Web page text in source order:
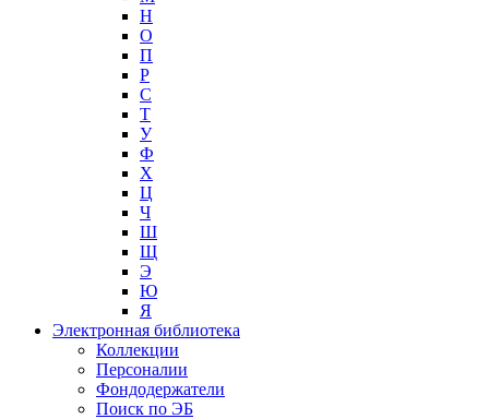
Н
О
П
Р
С
Т
У
Ф
Х
Ц
Ч
Ш
Щ
Э
Ю
Я
Электронная библиотека
Коллекции
Персоналии
Фондодержатели
Поиск по ЭБ